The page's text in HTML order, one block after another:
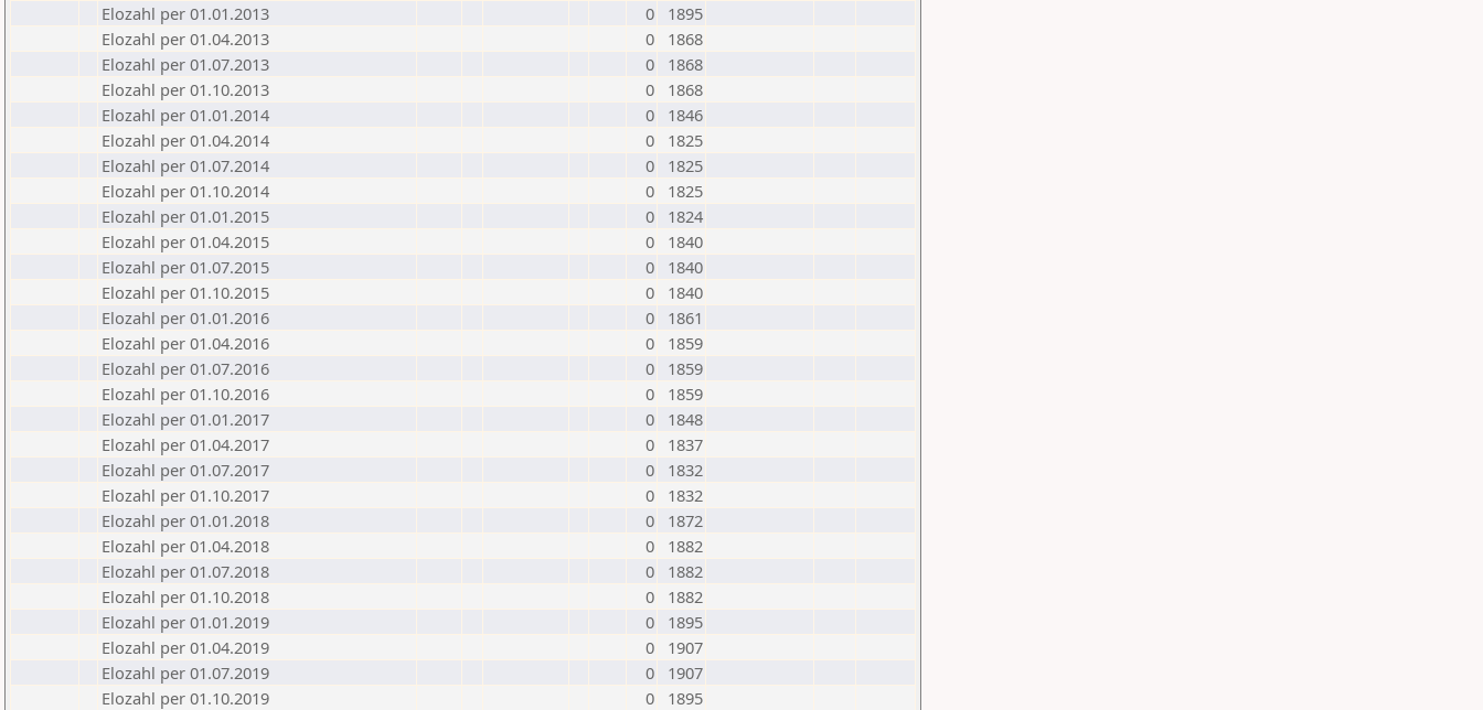
Elozahl per 01.01.2013
0
1895
Elozahl per 01.04.2013
0
1868
Elozahl per 01.07.2013
0
1868
Elozahl per 01.10.2013
0
1868
Elozahl per 01.01.2014
0
1846
Elozahl per 01.04.2014
0
1825
Elozahl per 01.07.2014
0
1825
Elozahl per 01.10.2014
0
1825
Elozahl per 01.01.2015
0
1824
Elozahl per 01.04.2015
0
1840
Elozahl per 01.07.2015
0
1840
Elozahl per 01.10.2015
0
1840
Elozahl per 01.01.2016
0
1861
Elozahl per 01.04.2016
0
1859
Elozahl per 01.07.2016
0
1859
Elozahl per 01.10.2016
0
1859
Elozahl per 01.01.2017
0
1848
Elozahl per 01.04.2017
0
1837
Elozahl per 01.07.2017
0
1832
Elozahl per 01.10.2017
0
1832
Elozahl per 01.01.2018
0
1872
Elozahl per 01.04.2018
0
1882
Elozahl per 01.07.2018
0
1882
Elozahl per 01.10.2018
0
1882
Elozahl per 01.01.2019
0
1895
Elozahl per 01.04.2019
0
1907
Elozahl per 01.07.2019
0
1907
Elozahl per 01.10.2019
0
1895